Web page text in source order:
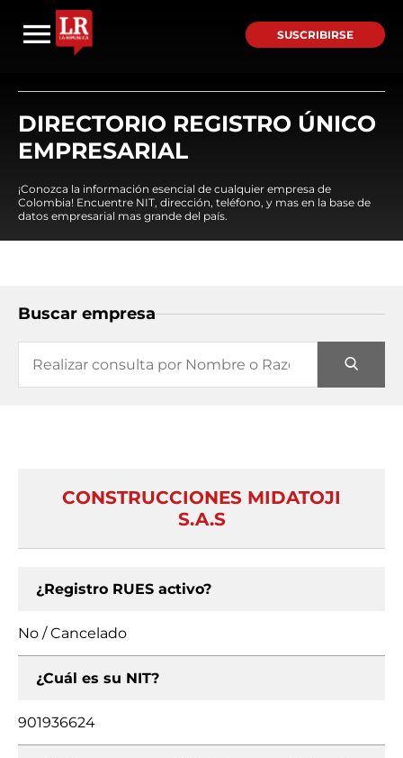
SUSCRIBIRSE
DIRECTORIO REGISTRO ÚNICO
EMPRESARIAL
¡Conozca la información esencial de cualquier empresa de
Colombia! Encuentre NIT, dirección, teléfono, y mas en la base de
datos empresarial mas grande del país.
Buscar empresa
CONSTRUCCIONES MIDATOJI
S.A.S
¿Registro RUES activo?
No / Cancelado
¿Cuál es su NIT?
901936624